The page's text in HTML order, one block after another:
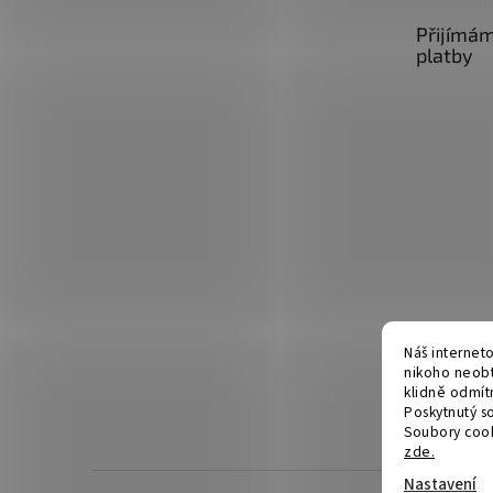
Náš
nikoho
klidně
Poskytnutý
Soubory
zde.
Nastavení
platby